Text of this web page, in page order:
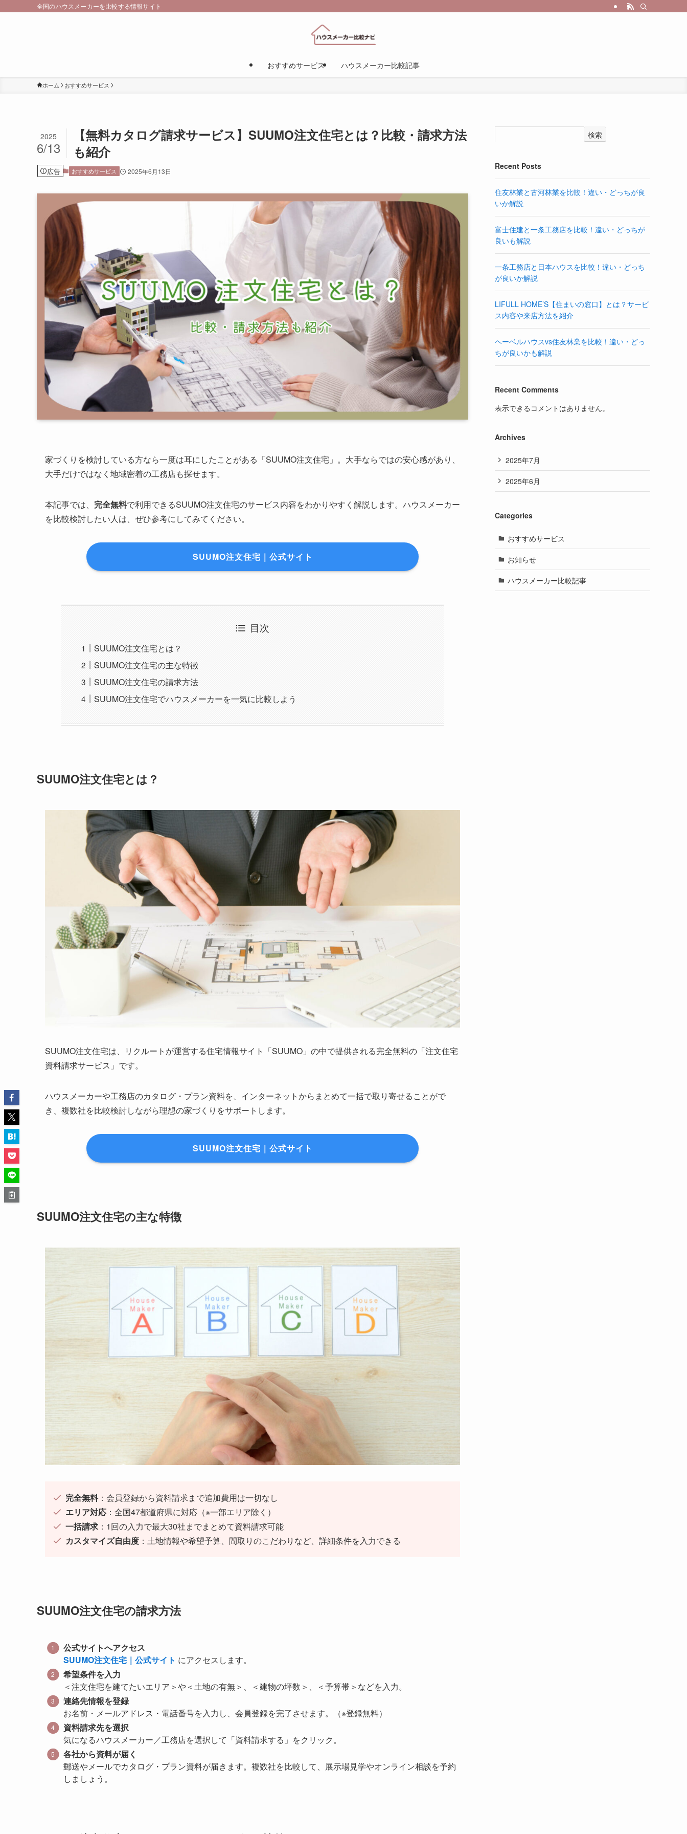
全国のハウスメーカーを比較する情報サイト
おすすめサービス ハウスメーカー比較記事
ホーム おすすめサービス
【無料カタログ請求サービス】SUUMO注文住宅とは？比較・請求方法
も紹介
2025
6/13
広告 おすすめサービス 2025年6月13日
家づくりを検討している方なら一度は耳にしたことがある「SUUMO注文住宅」。大手ならではの安心感があり、
大手だけではなく地域密着の工務店も探せます。
本記事では、 完全無料で利用できるSUUMO注文住宅のサービス内容をわかりやすく解説します。ハウスメーカー
を比較検討したい人は、ぜひ参考にしてみてください。
SUUMO注文住宅｜公式サイト
目次
SUUMO注文住宅とは？
SUUMO注文住宅の主な特徴
SUUMO注文住宅の請求方法
SUUMO注文住宅でハウスメーカーを一気に比較しよう
SUUMO注文住宅とは？
SUUMO注文住宅は、リクルートが運営する住宅情報サイト「SUUMO」の中で提供される完全無料の「注文住宅
資料請求サービス」です。
ハウスメーカーや工務店のカタログ・プラン資料を、インターネットからまとめて一括で取り寄せることがで
き、複数社を比較検討しながら理想の家づくりをサポートします。
SUUMO注文住宅｜公式サイト
SUUMO注文住宅の主な特徴
完全無料：会員登録から資料請求まで追加費用は一切なし
エリア対応 ：全国47都道府県に対応（※一部エリア除く）
一括請求 ：1回の入力で最大30社までまとめて資料請求可能
カスタマイズ自由度 ：土地情報や希望予算、間取りのこだわりなど、詳細条件を入力できる
SUUMO注文住宅の請求方法
公式サイトへアクセス
SUUMO注文住宅｜公式サイト にアクセスします。
希望条件を入力
＜注文住宅を建てたいエリア＞や＜土地の有無＞、＜建物の坪数＞、＜予算帯＞などを入力。
連絡先情報を登録
お名前・メールアドレス・電話番号を入力し、会員登録を完了させます。（※登録無料）
資料請求先を選択
気になるハウスメーカー／工務店を選択して「資料請求する」をクリック。
各社から資料が届く
郵送やメールでカタログ・プラン資料が届きます。複数社を比較して、展示場見学やオンライン相談を予約
しましょう。
検索
Recent Posts
住友林業と古河林業を比較！違い・どっちが良
いか解説
富士住建と一条工務店を比較！違い・どっちが
良いも解説
一条工務店と日本ハウスを比較！違い・どっち
が良いか解説
LIFULL HOME’S【住まいの窓口】とは？サービ
ス内容や来店方法を紹介
ヘーベルハウスvs住友林業を比較！違い・どっ
ちが良いかも解説
Recent Comments
表示できるコメントはありません。
Archives
2025年7月
2025年6月
Categories
おすすめサービス
お知らせ
ハウスメーカー比較記事